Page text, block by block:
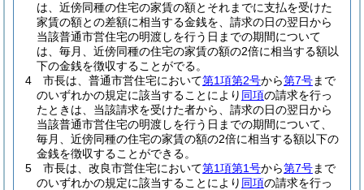
は、近傍同種の住宅の家賃の額とそれまでに支払を受けた
家賃の額との差額に相当する金銭を、請求の日の翌日から
当該普通市営住宅の明渡しを行う日までの期間について
は、毎月、近傍同種の住宅の家賃の額の2倍に相当する額以
下の金銭を徴収することがでる。
4
市長は、普通市営住宅において第1項第2号から第7号まで
のいずれかの規定に該当することにより 同項の請求を行っ
たときは、当該請求を受けた者から、請求の日の翌日から
当該普通市営住宅の明渡しを行う日までの期間について、
毎月、近傍同種の住宅の家賃の額の2倍に相当する額以下の
金銭を徴収することができる。
5
市長は、改良市営住宅において第1項第1号から第7号まで
のいずれかの規定に該当することにより 同項の請求を行っ